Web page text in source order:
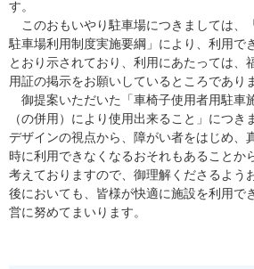
す。
このおもいやり駐車場につきましては、
駐車場利用制度実施要綱」により、利用で
とおり示されており、利用にあたっては、
用証の掲示をお願いしているところであり
御提案いただいた「車椅子使用者用駐車
（の併用）により使用出来ること」につき
デザインの視点から、障がい者をはじめ、
時に利用できなくなるおそれもあることか
考えておりますので、御理解くださるよう
後においても、皆様が快適に施設を利用で
営に努めてまいります。